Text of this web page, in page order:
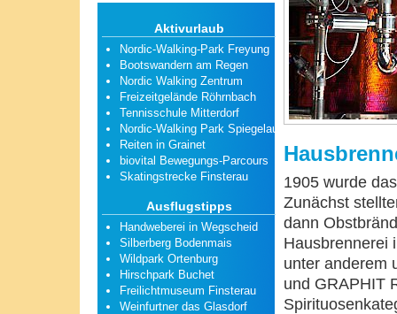
Aktivurlaub
Nordic-Walking-Park Freyung
Bootswandern am Regen
Nordic Walking Zentrum
Freizeitgelände Röhrnbach
Tennisschule Mitterdorf
Nordic-Walking Park Spiegelau
Reiten in Grainet
biovital Bewegungs-Parcours
Skatingstrecke Finsterau
Ausflugstipps
Handweberei in Wegscheid
Silberberg Bodenmais
Wildpark Ortenburg
Hirschpark Buchet
Freilichtmuseum Finsterau
Weinfurtner das Glasdorf
1905 wurde
Zunächst
dann
Hausbrennerei
unter anderem
und GRAPHIT